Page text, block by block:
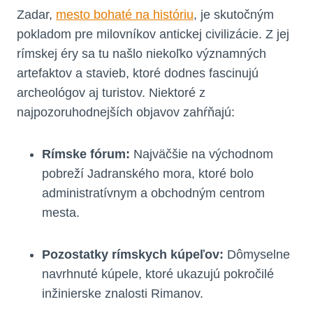
Zadar, mesto bohaté na históriu, je skutočným
pokladom pre milovníkov antickej civilizácie. Z jej
rímskej éry sa tu našlo niekoľko významných
artefaktov a stavieb, ktoré dodnes fascinujú
archeológov aj turistov. Niektoré z
najpozoruhodnejších objavov zahŕňajú:
Rímske fórum: Najväčšie na východnom
pobreží Jadranského mora, ktoré bolo
administratívnym a obchodným centrom
mesta.
Pozostatky rímskych kúpeľov: Dômyselne
navrhnuté kúpele, ktoré ukazujú pokročilé
inžinierske znalosti Rimanov.